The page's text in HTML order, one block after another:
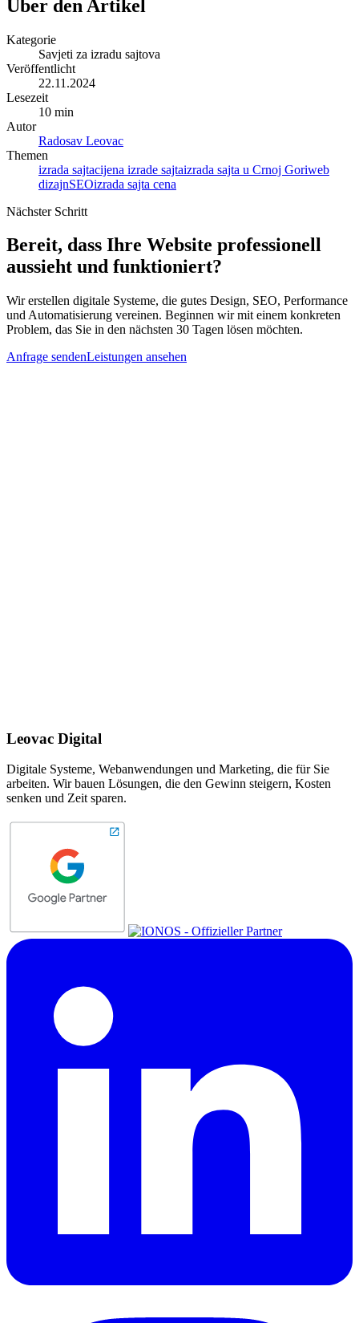
Über den Artikel
Kategorie
Savjeti za izradu sajtova
Veröffentlicht
22.11.2024
Lesezeit
10 min
Autor
Radosav Leovac
Themen
izrada sajtacijena izrade sajtaizrada sajta u Crnoj Goriweb
dizajnSEOizrada sajta cena
Nächster Schritt
Bereit, dass Ihre Website professionell
aussieht und funktioniert?
Wir erstellen digitale Systeme, die gutes Design, SEO, Performance
und Automatisierung vereinen. Beginnen wir mit einem konkreten
Problem, das Sie in den nächsten 30 Tagen lösen möchten.
Anfrage sendenLeistungen ansehen
Leovac Digital
Digitale Systeme, Webanwendungen und Marketing, die für Sie
arbeiten. Wir bauen Lösungen, die den Gewinn steigern, Kosten
senken und Zeit sparen.